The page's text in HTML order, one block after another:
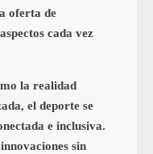
oferta de
cada vez
la realidad
el deporte se
e inclusiva.
sin